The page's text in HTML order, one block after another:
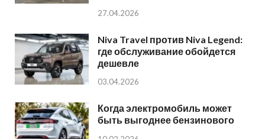
27.04.2026
Niva Travel против Niva Legend:
где обслуживание обойдется
дешевле
03.04.2026
Когда электромобиль может
быть выгоднее бензинового